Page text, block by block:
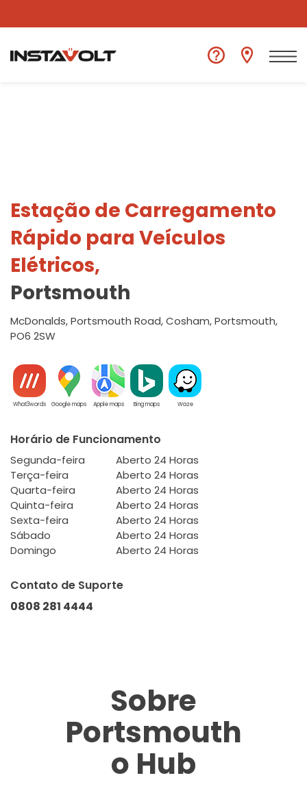
Ver outra localização
Estação de Carregamento
Rápido para Veículos
Elétricos,
Portsmouth
McDonalds, Portsmouth Road, Cosham, Portsmouth,
PO6 2SW
What3words Google maps Apple maps Bing maps Waze
Horário de Funcionamento
Segunda-feira
Aberto 24 Horas
Terça-feira
Aberto 24 Horas
Quarta-feira
Aberto 24 Horas
Quinta-feira
Aberto 24 Horas
Sexta-feira
Aberto 24 Horas
Sábado
Aberto 24 Horas
Domingo
Aberto 24 Horas
Contato de Suporte
0808 281 4444
Sobre
Portsmouth
o Hub